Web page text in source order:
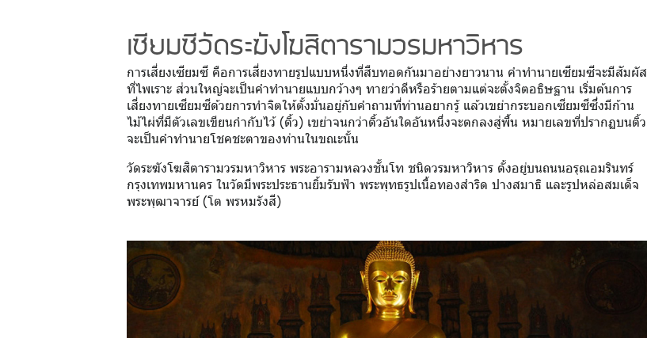
เซียมซีวัดระฆังโฆสิตารามวรมหาวิหาร
การเสี่ยงเซียมซี คือการเสี่ยงทายรูปแบบหนึ่งที่สืบทอดกันมาอย่างยาวนาน คำทำนายเซียมซีจะมีสัมผัส
ที่ไพเราะ ส่วนใหญ่จะเป็นคำทำนายแบบกว้างๆ ทายว่าดีหรือร้ายตามแต่จะตั้งจิตอธิษฐาน เริ่มต้นการ
เสี่ยงทายเซียมซีด้วยการทำจิตให้ตั้งมั่นอยู่กับคำถามที่ท่านอยากรู้ แล้วเขย่ากระบอกเซียมซีซึ่งมีก้าน
ไม้ไผ่ที่มีตัวเลขเขียนกำกับไว้ (ติ้ว) เขย่าจนกว่าติ้วอันใดอันหนึ่งจะตกลงสู่พื้น หมายเลขที่ปรากฏบนติ้ว
จะเป็นคำทำนายโชคชะตาของท่านในขณะนั้น
วัดระฆังโฆสิตารามวรมหาวิหาร พระอารามหลวงชั้นโท ชนิดวรมหาวิหาร ตั้งอยู่บนถนนอรุณอมรินทร์
กรุงเทพมหานคร ในวัดมีพระประธานยิ้มรับฟ้า พระพุทธรูปเนื้อทองสำริด ปางสมาธิ และรูปหล่อสมเด็จ
พระพุฒาจารย์ (โต พรหมรังสี)